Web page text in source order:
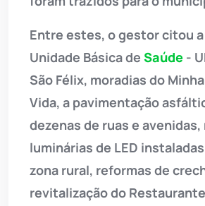
Entre estes, o gestor citou
Unidade Básica de Saúde -
São Félix, moradias do
Vida, a pavimentação
dezenas de ruas e avenidas,
luminárias de LED
zona rural, reformas de
revitalização do